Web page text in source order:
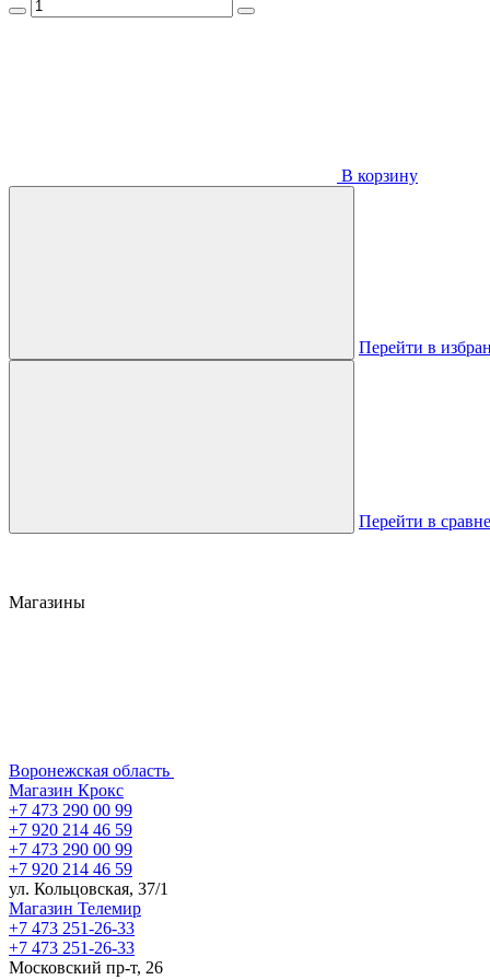
В корзину
Перейти в
Перейти в
Магазины
Воронежская область
Магазин Крокс
+7 473 290 00 99
+7 920 214 46 59
+7 473 290 00 99
+7 920 214 46 59
ул. Кольцовская, 37/1
Магазин Телемир
+7 473 251-26-33
+7 473 251-26-33
Московский пр-т, 26